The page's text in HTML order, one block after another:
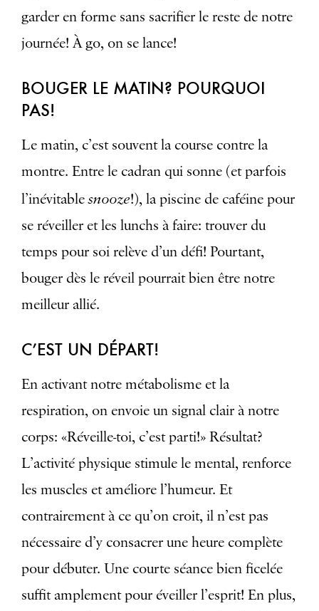
garder en forme sans sacrifier le reste de notre
journée! À go, on se lance!
BOUGER LE MATIN? POURQUOI
PAS!
Le matin, c’est souvent la course contre la
montre. Entre le cadran qui sonne (et parfois
l’inévitablesnooze!), la piscine de caféine pour
se réveiller et les lunchs à faire: trouver du
temps pour soi relève d’un défi! Pourtant,
bouger dès le réveil pourrait bien être notre
meilleur allié.
C’EST UN DÉPART!
En activant notre métabolisme et la
respiration, on envoie un signal clair à notre
corps: «Réveille-toi, c’est parti!» Résultat?
L’activité physique stimule le mental, renforce
les muscles et améliore l’humeur. Et
contrairement à ce qu’on croit, il n’est pas
nécessaire d’y consacrer une heure complète
pour débuter. Une courte séance bien ficelée
suffit amplement pour éveiller l’esprit! En plus,